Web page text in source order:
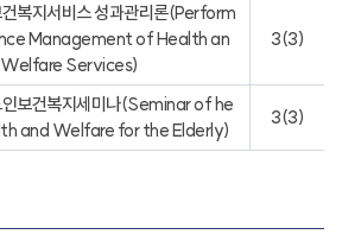
복지서비스 성과관리론(Perform
Management of Health an
Services)
3(3)
인보건복지세미나(Seminar of he
and Welfare for the Elderly)
3(3)